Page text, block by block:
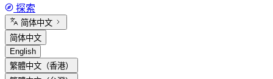
探索
简体中文
简体中文
English
繁體中文（香港）